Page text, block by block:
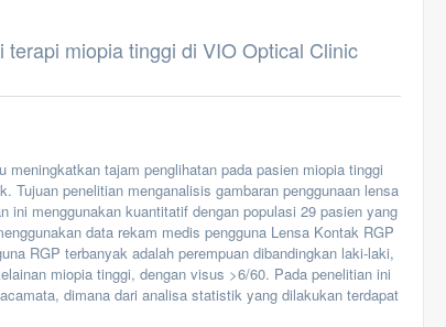
miopia tinggi di VIO Optical Clinic
tajam penglihatan pada pasien miopia tinggi
penelitian menganalisis gambaran penggunaan lensa
menggunakan kuantitatif dengan populasi 29 pasien yang
data rekam medis pengguna Lensa Kontak RGP
RGP terbanyak adalah perempuan dibandingkan laki-laki,
miopia tinggi, dengan visus >6/60. Pada penelitian ini
dimana dari analisa statistik yang dilakukan terdapat